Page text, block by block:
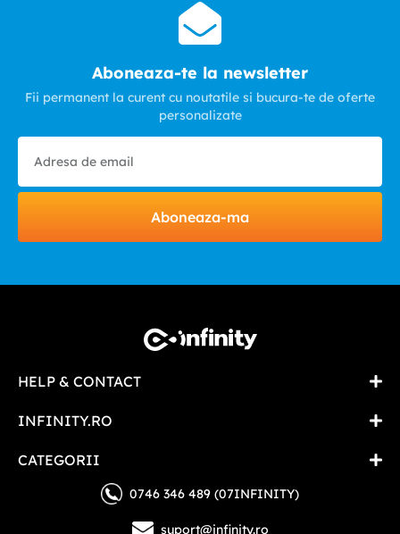
Aboneaza-te la newsletter
Fii permanent la curent cu noutatile si bucura-te de oferte
personalizate
Aboneaza-ma
HELP & CONTACT
INFINITY.RO
CATEGORII
0746 346 489 (07INFINITY)
suport@infinity.ro